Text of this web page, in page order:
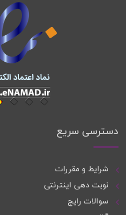
دسترسی سریع
شرایط و مقررات
نوبت دهی اینترنتی
سوالات رایج